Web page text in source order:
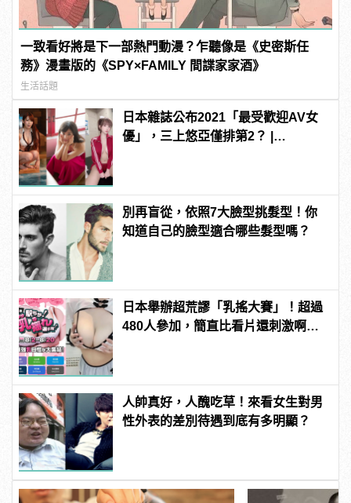
一致看好將是下一部熱門動漫？乍聽像是《史密斯任
務》漫畫版的《SPY×FAMILY 間諜家家酒》
生活話題
日本雜誌公布2021「最受歡迎AV女
優」，三上悠亞僅排第2？ |
別再盲從，依照7大臉型挑髮型！你
知道自己的臉型適合哪些髮型嗎？
日本舉辦超荒謬「乳搖大賽」！超過
480人參加，簡直比看片還刺激啊！ |
人帥真好，人醜吃草！來看女生對男
性外表的差別待遇到底有多明顯？